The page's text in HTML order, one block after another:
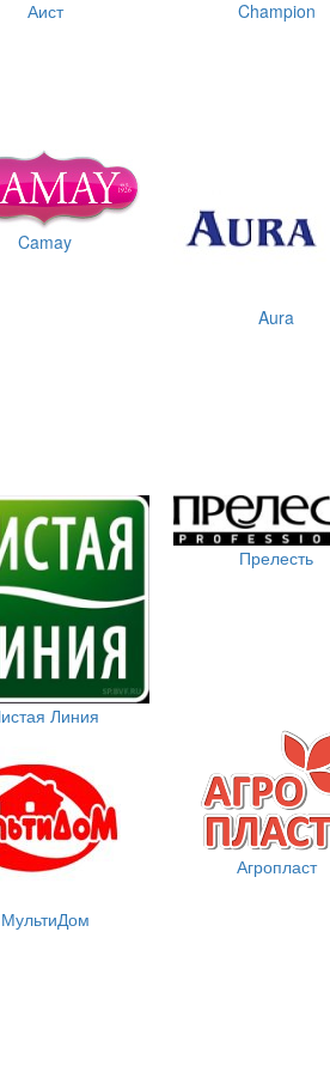
Аист Champion
Camay
Aura
Линия
Прелесть
МультиДом
Агропласт